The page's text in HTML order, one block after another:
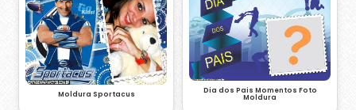
Moldura Sportacus Dia dos Pais Momentos Foto
Moldura